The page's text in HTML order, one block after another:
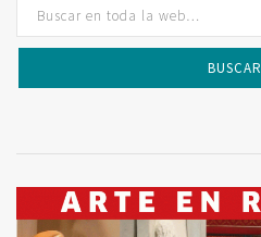
BUSCAR